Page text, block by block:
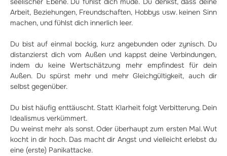
Arbeit, Beziehungen, Freundschaften, Hobbys usw. keinen Sinn
machen, und fühlst dich innerlich leer.
Du bist auf einmal bockig, kurz angebunden oder zynisch. Du
distanzierst dich vom Außen und kappst deine Verbindungen,
indem du keine Wertschätzung mehr empfindest für dein
Außen. Du spürst mehr und mehr Gleichgültigkeit, auch dir
selbst gegenüber.
Du bist häufig enttäuscht. Statt Klarheit folgt Verbitterung. Dein
Idealismus verkümmert.
Du weinst mehr als sonst. Oder überhaupt zum ersten Mal. Wut
kocht in dir hoch. Das macht dir Angst und vielleicht erlebst du
eine (erste) Panikattacke.